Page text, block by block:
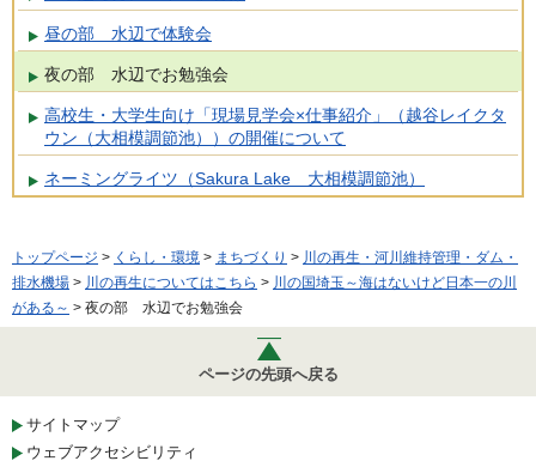
昼の部 水辺で体験会
夜の部 水辺でお勉強会
高校生・大学生向け「現場見学会×仕事紹介」（越谷レイクタ
ウン（大相模調節池））の開催について
ネーミングライツ（Sakura Lake 大相模調節池）
トップページ > くらし・環境 > まちづくり > 川の再生・河川維持管理・ダム・
排水機場 > 川の再生についてはこちら > 川の国埼玉～海はないけど日本一の川
がある～ > 夜の部 水辺でお勉強会
ページの先頭へ戻る
サイトマップ
ウェブアクセシビリティ